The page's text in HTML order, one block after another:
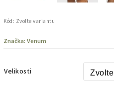
Kód: Zvolte variantu
Značka: Venum
Velikosti